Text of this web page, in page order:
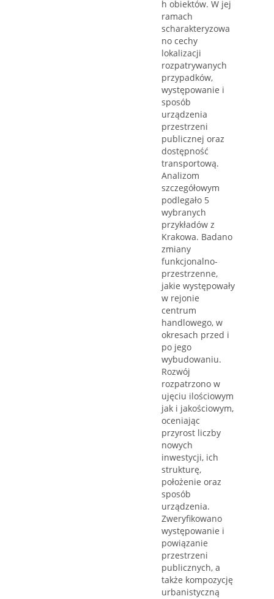
h obiektów. W jej
ramach
scharakteryzowa
no cechy
lokalizacji
rozpatrywanych
przypadków,
występowanie i
sposób
urządzenia
przestrzeni
publicznej oraz
dostępność
transportową.
Analizom
szczegółowym
podlegało 5
wybranych
przykładów z
Krakowa. Badano
zmiany
funkcjonalno-
przestrzenne,
jakie występowały
w rejonie
centrum
handlowego, w
okresach przed i
po jego
wybudowaniu.
Rozwój
rozpatrzono w
ujęciu ilościowym
jak i jakościowym,
oceniając
przyrost liczby
nowych
inwestycji, ich
strukturę,
położenie oraz
sposób
urządzenia.
Zweryfikowano
występowanie i
powiązanie
przestrzeni
publicznych, a
także kompozycję
urbanistyczną